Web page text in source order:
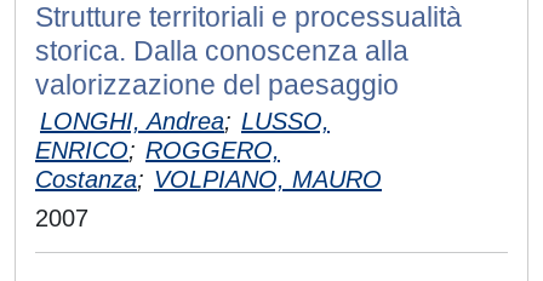
Strutture territoriali e processualità
storica. Dalla conoscenza alla
valorizzazione del paesaggio
LONGHI, Andrea; LUSSO,
ENRICO; ROGGERO,
Costanza; VOLPIANO, MAURO
2007